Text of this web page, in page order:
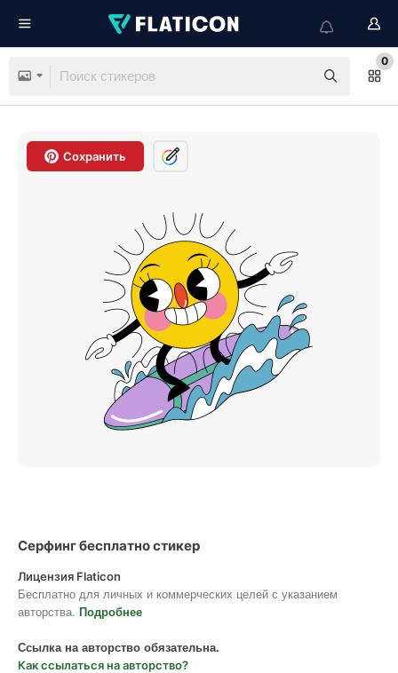
0
Сохранить
Серфинг бесплатно стикер
Лицензия Flaticon
Бесплатно для личных и коммерческих целей с указанием
авторства. Подробнее
Ссылка на авторство обязательна.
Как ссылаться на авторство?